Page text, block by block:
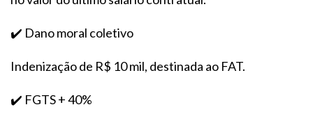
✔️ Dano moral coletivo
Indenização de R$ 10 mil, destinada ao FAT.
✔️ FGTS + 40%